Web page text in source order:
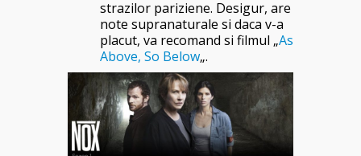
strazilor pariziene. Desigur, are
note supranaturale si daca v-a
placut, va recomand si filmul „As
Above, So Below„.